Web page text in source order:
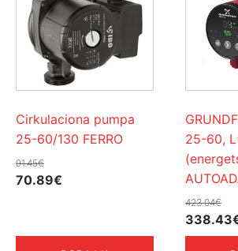
Cirkulaciona pumpa
25-60/130 FERRO
91.45€
Izvorna
je:
70.89€
70.89€.
25-60,
423.04€
Izvorna
cijena
338.43